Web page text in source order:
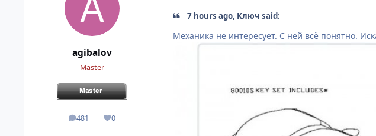
agibalov
Master
481
сообщения
0
Репутация
7 hours ago, Ключ said:
Механика не интересует. С ней всё понятно.